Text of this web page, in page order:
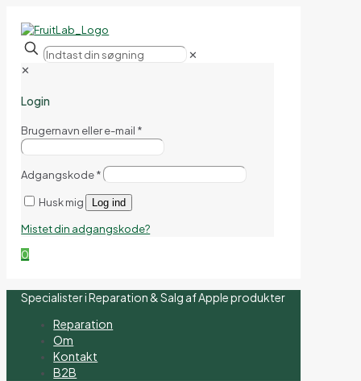
✕
✕
Login
Brugernavn eller e-mail *
Adgangskode*
Husk mig Log ind
Mistet din adgangskode?
0
Specialister i Reparation & Salg af Apple produkter
Reparation
Om
Kontakt
B2B